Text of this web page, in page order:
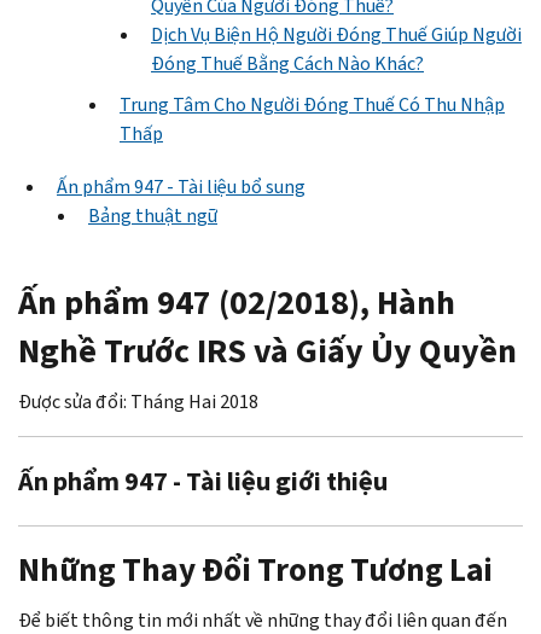
Dịch Vụ Biện Hộ Người Đóng Thuế Giúp Người
Đóng Thuế Bằng Cách Nào Khác?
Trung Tâm Cho Người Đóng Thuế Có Thu Nhập
Thấp
Ấn phẩm 947 - Tài liệu bổ sung
Bảng thuật ngữ
Ấn phẩm 947 (02/2018), Hành
Nghề Trước IRS và Giấy Ủy Quyền
Được sửa đổi: Tháng Hai 2018
Ấn phẩm 947 - Tài liệu giới thiệu
Những Thay Đổi Trong Tương Lai
Để biết thông tin mới nhất về những thay đổi liên quan đến